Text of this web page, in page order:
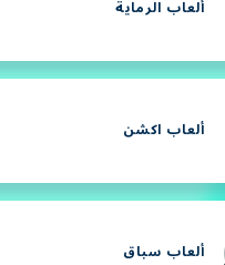
ألعاب الرماية
ألعاب اكشن
ألعاب سباق